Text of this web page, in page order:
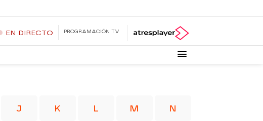
EN DIRECTO PROGRAMACIÓN TV
J K L M N